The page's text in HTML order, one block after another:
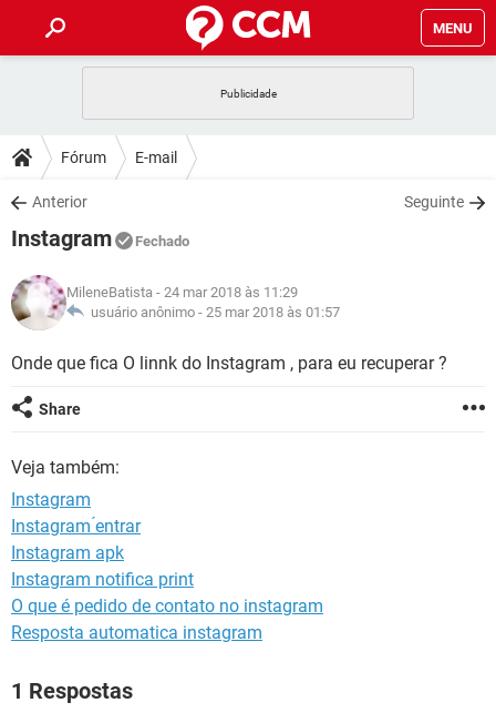
MENU
CELULAR
OUTLOOK
INSTAGRAM
GUIA DE COMPRAS
DICAS
JOGOS
INSTAGRAM GMAIL
GUIA DE COMPRAS
DOWNLOADS
JOGOS
CELULAR
OUTLOOK EXCEL
INSTAGRAM
FÓRUM
JOGOS WHATSAPP
CELULAR
OUTLOOK EXCEL
INSTAGRAM
GLOSSÁRIO
JOGOS
INSTAGRAM
GUIA DE COMPRAS
Fórum E-mail
Anterior Seguinte
Instagram Fechado
MileneBatista - 24 mar 2018 às 11:29
usuário anônimo - 25 mar 2018 às 01:57
Onde que fica O linnk do Instagram , para eu recuperar ?
Share
Veja também:
Instagram
Instagram ́entrar
Instagram apk
Instagram notifica print
O que é pedido de contato no instagram
Resposta automatica instagram
1 Respostas